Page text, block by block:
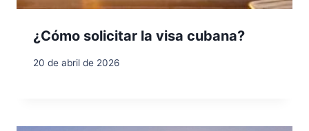
¿Cómo solicitar la visa cubana?
20 de abril de 2026